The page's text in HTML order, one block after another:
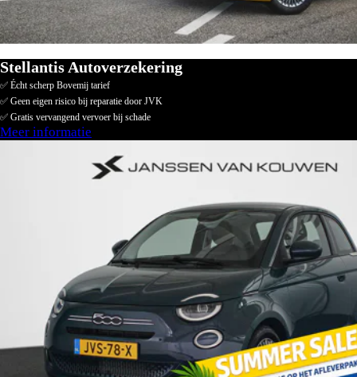
Stellantis Autoverzekering
✅ Écht scherp Bovemij tarief
✅ Geen eigen risico bij reparatie door JVK
✅ Gratis vervangend vervoer bij schade
Meer informatie